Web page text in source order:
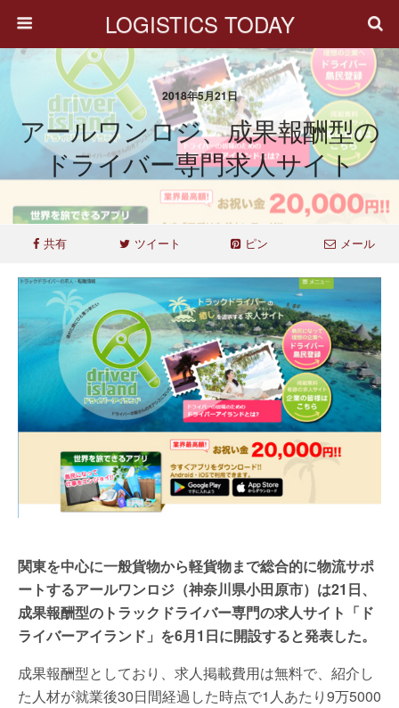
LOGISTICS TODAY
2018年5月21日
アールワンロジ、成果報酬型の
ドライバー専門求人サイト
共有 ツイート ピン メール
関東を中心に一般貨物から軽貨物まで総合的に物流サポ
ートするアールワンロジ（神奈川県小田原市）は21日、
成果報酬型のトラックドライバー専門の求人サイト「ド
ライバーアイランド」を6月1日に開設すると発表した。
成果報酬型としており、求人掲載費用は無料で、紹介し
た人材が就業後30日間経過した時点で1人あたり9万5000